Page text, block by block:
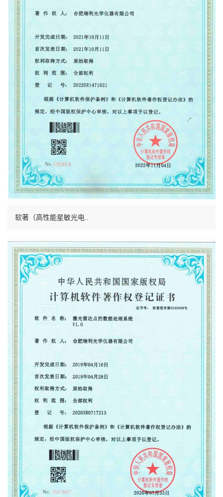
软著（高性能星敏光电..